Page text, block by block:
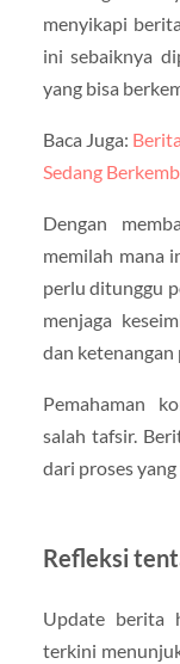
menyikapi
ini sebaiknya
yang bisa
Baca Juga:
Sedang
Dengan
memilah mana
perlu ditunggu
menjaga
dan ketenangan
Pemahaman
salah tafsir.
dari proses
Refleksi
Update berita
terkini